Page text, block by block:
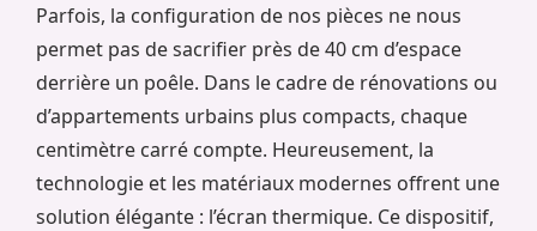
Parfois, la configuration de nos pièces ne nous
permet pas de sacrifier près de 40 cm d’espace
derrière un poêle. Dans le cadre de rénovations ou
d’appartements urbains plus compacts, chaque
centimètre carré compte. Heureusement, la
technologie et les matériaux modernes offrent une
solution élégante : l’écran thermique. Ce dispositif,